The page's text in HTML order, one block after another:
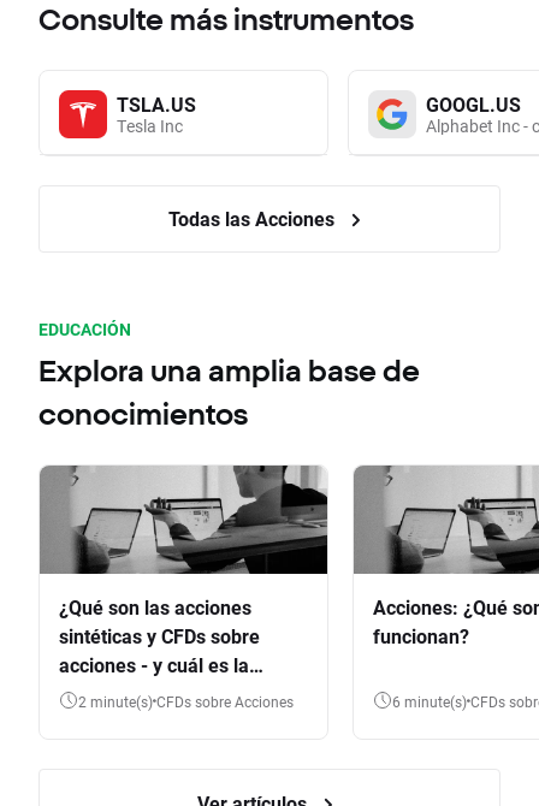
Consulte más instrumentos
TSLA.US
Tesla Inc
GOOGL.US
Alphabet Inc -
Todas las Acciones
EDUCACIÓN
Explora una amplia base de
conocimientos
¿Qué son las acciones
sintéticas y CFDs sobre
acciones - y cuál es la
diferencia?
2 minute(s) CFDs sobre Acciones
Acciones: ¿Qué
funcionan?
6 minute(s) CFDs